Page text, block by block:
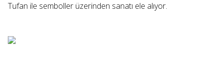
Tufan ile semboller üzerinden sanatı ele alıyor.